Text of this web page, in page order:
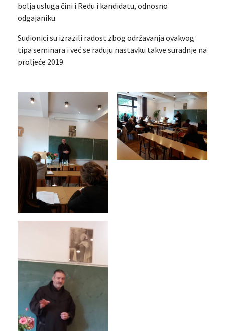
bolja usluga čini i Redu i kandidatu, odnosno
odgajaniku.
Sudionici su izrazili radost zbog održavanja ovakvog
tipa seminara i već se raduju nastavku takve suradnje na
proljeće 2019.